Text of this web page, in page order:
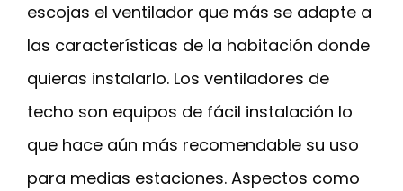
escojas el ventilador que más se adapte a
las características de la habitación donde
quieras instalarlo. Los ventiladores de
techo son equipos de fácil instalación lo
que hace aún más recomendable su uso
para medias estaciones. Aspectos como